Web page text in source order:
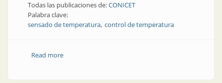
Todas las publicaciones de:CONICET
Palabra clave:
sensado de temperatura control de temperatura
Read moreabout Desarrollos estudiantiles | Sistema de sensado